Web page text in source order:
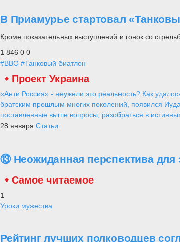
В Приамурье стартовал
Кроме показательных выступлений и гонок со
1 846 0 0
#ВВО #Танковый биатлон
Проект Украина
«Анти Россия» - неужели это реальность? Как
братским прошлым многих поколений, появился
поставленные выше вопросы, разобраться в
28 января Статьи
⑬ Неожиданная перспектива для
Самое читаемое
1
Уроки мужества
Рейтинг лучших полководцев